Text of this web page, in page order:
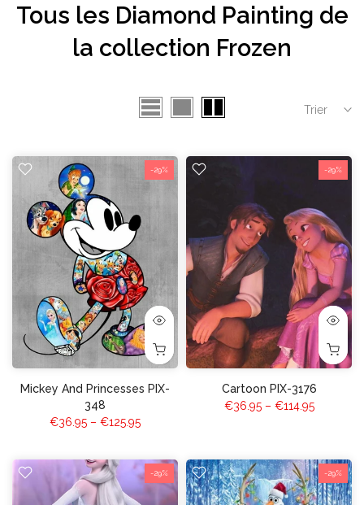
Tous les Diamond Painting de
la collection Frozen
Trier
-29%
Mickey And Princesses PIX-
348
€36.95 – €125.95
-29%
Cartoon PIX-3176
€36.95 – €114.95
-29% -29%